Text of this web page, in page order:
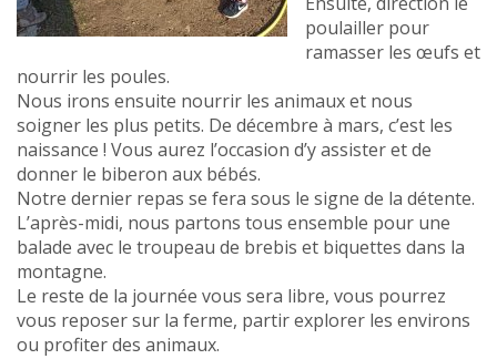
poulailler pour
ramasser les œufs et
nourrir les poules.
Nous irons ensuite nourrir les animaux et nous
soigner les plus petits. De décembre à mars, c’est les
naissance ! Vous aurez l’occasion d’y assister et de
donner le biberon aux bébés.
Notre dernier repas se fera sous le signe de la détente.
L’après-midi, nous partons tous ensemble pour une
balade avec le troupeau de brebis et biquettes dans la
montagne.
Le reste de la journée vous sera libre, vous pourrez
vous reposer sur la ferme, partir explorer les environs
ou profiter des animaux.